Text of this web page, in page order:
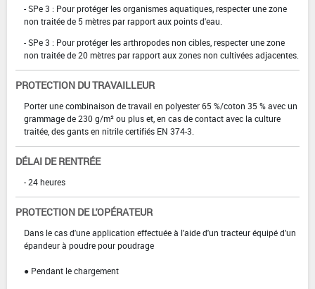
- SPe 3 : Pour protéger les organismes aquatiques, respecter une zone
non traitée de 5 mètres par rapport aux points d'eau.
- SPe 3 : Pour protéger les arthropodes non cibles, respecter une zone
non traitée de 20 mètres par rapport aux zones non cultivées adjacentes.
PROTECTION DU TRAVAILLEUR
Porter une combinaison de travail en polyester 65 %/coton 35 % avec un
grammage de 230 g/m² ou plus et, en cas de contact avec la culture
traitée, des gants en nitrile certifiés EN 374-3.
DÉLAI DE RENTRÉE
- 24 heures
PROTECTION DE L'OPÉRATEUR
Dans le cas d'une application effectuée à l'aide d'un tracteur équipé d'un
épandeur à poudre pour poudrage
● Pendant le chargement